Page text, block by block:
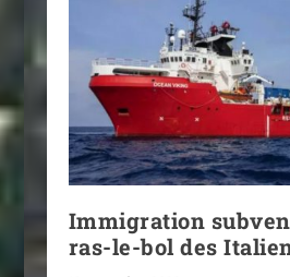
Immigration
ras-le-bol des